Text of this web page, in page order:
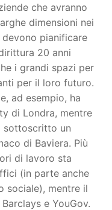
che avranno
dimensioni nei
pianificare
20 anni
i grandi spazi per
per il loro futuro.
ad esempio, ha
di Londra, mentre
sottoscritto un
di Baviera. Più
di lavoro sta
(in parte anche
sociale), mentre il
e YouGov.